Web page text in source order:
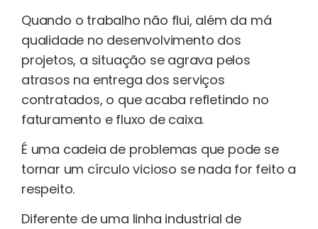
Quando o trabalho não flui, além da má
qualidade no desenvolvimento dos
projetos, a situação se agrava pelos
atrasos na entrega dos serviços
contratados, o que acaba refletindo no
faturamento e fluxo de caixa.
É uma cadeia de problemas que pode se
tornar um círculo vicioso se nada for feito a
respeito.
Diferente de uma linha industrial de